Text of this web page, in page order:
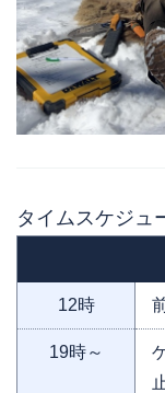
タイムスケジュ
12時
19時～